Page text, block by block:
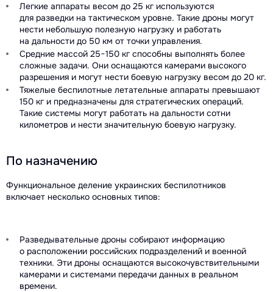
Легкие аппараты весом до 25 кг используются
для разведки на тактическом уровне. Такие дроны могут
нести небольшую полезную нагрузку и работать
на дальности до 50 км от точки управления.
Средние массой 25−150 кг способны выполнять более
сложные задачи. Они оснащаются камерами высокого
разрешения и могут нести боевую нагрузку весом до 20 кг.
Тяжелые беспилотные летательные аппараты превышают
150 кг и предназначены для стратегических операций.
Такие системы могут работать на дальности сотни
километров и нести значительную боевую нагрузку.
По назначению
Функциональное деление украинских беспилотников
включает несколько основных типов:
Разведывательные дроны собирают информацию
о расположении российских подразделений и военной
техники. Эти дроны оснащаются высокочувствительными
камерами и системами передачи данных в реальном
времени.